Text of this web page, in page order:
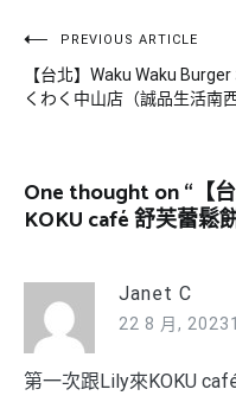
文
章
覽
PREVIOUS ARTICLE
【台北】Waku Waku Burger
くわく中山店（誠品生活南西
One thought on “ 【
KOKU café 舒芙蕾鬆
Janet C
22 8 月,
第一次跟Lily來KOKU